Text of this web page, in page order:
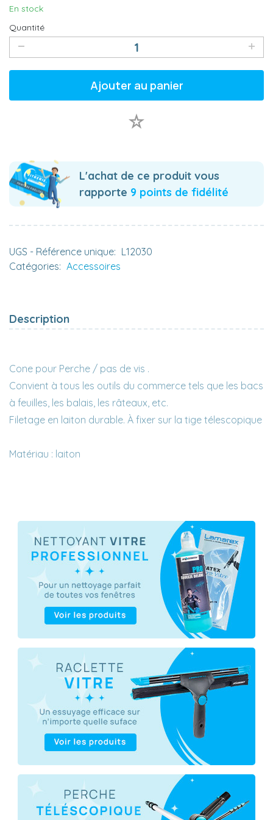
En stock
Quantité
Ajouter au panier
L'achat de ce produit vous
rapporte 9 points de fidélité
UGS - Référence unique: L12030
Catégories: Accessoires
Description
Cone pour Perche / pas de vis .
Convient à tous les outils du commerce tels que les bacs
à feuilles, les balais, les râteaux, etc.
Filetage en laiton durable. À fixer sur la tige télescopique
Matériau : laiton